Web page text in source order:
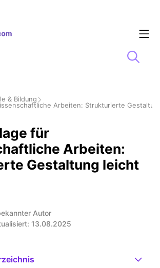
& Bildung
Arbeiten: Strukturierte
für
Arbeiten:
Gestaltung leicht
Autor
13.08.2025